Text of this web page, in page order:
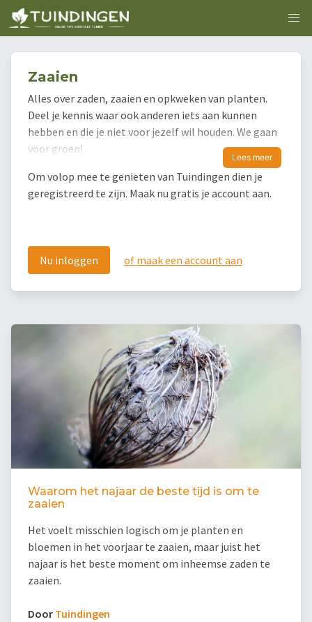
Zaaien
Alles over zaden, zaaien en opkweken van planten.
Deel je kennis waar ook anderen iets aan kunnen
hebben en die je niet voor jezelf wil houden. We gaan
voor groen!
Lees meer
Om volop mee te genieten van Tuindingen dien je
geregistreerd te zijn. Maak nu gratis je account aan.
Nu inloggen of maak een account aan
Waarom het najaar de beste tijd is om te
zaaien
Het voelt misschien logisch om je planten en
bloemen in het voorjaar te zaaien, maar juist het
najaar is het beste moment om inheemse zaden te
zaaien.
Door Tuindingen